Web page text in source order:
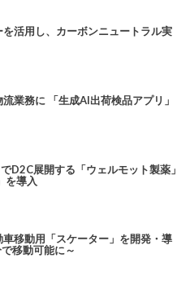
活用し、カーボンニュートラル実
業務に 「生成AI出荷検品アプリ」
D2C展開する「ウェルモット製薬」
を導入
移動用「スケーター」を開発・導
移動可能に～